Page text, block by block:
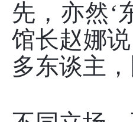
先，亦然‘
馆长赵娜
多东谈主